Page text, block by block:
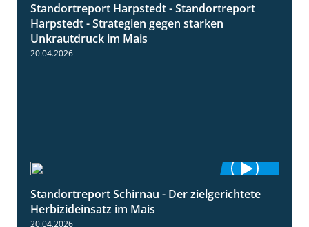
9:11
Standortreport Harpstedt - Standortreport
Harpstedt - Strategien gegen starken
Unkrautdruck im Mais
20.04.2026
9:27
Standortreport Schirnau - Der zielgerichtete
Herbizideinsatz im Mais
20.04.2026